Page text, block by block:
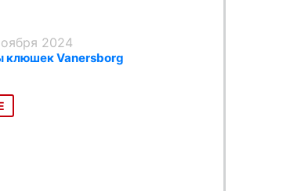
2024
клюшек Vanersborg